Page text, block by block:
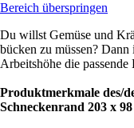
Bereich überspringen
Du willst Gemüse und
bücken zu müssen?
Arbeitshöhe die passende
Produktmerkmale des/
Schneckenrand 203 x